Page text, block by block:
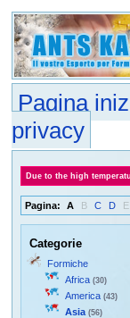
Pagina
privacy
Due to the high
Pagina: A B C D E
Categorie
Formiche
Africa (30)
America (43)
Asia (56)